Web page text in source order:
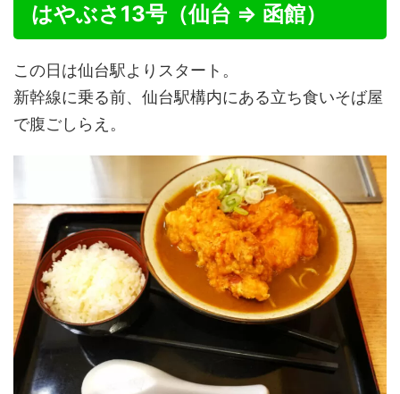
はやぶさ13号（仙台 ⇒ 函館）
この日は仙台駅よりスタート。
新幹線に乗る前、仙台駅構内にある立ち食いそば屋
で腹ごしらえ。